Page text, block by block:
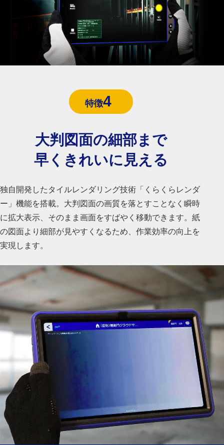
特徴4
大判図面の細部まで
早くきれいに見える
独自開発したタイルレンダリング技術「くらくらレンダ
ー」機能を搭載。大判図面の画質を落とすことなく瞬時
に拡大表示、そのまま画面をすばやく移動できます。紙
の図面より細部が見やすくなるため、作業効率の向上を
実現します。